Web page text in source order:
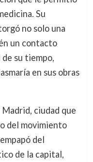
Su
no solo una
un contacto
su tiempo,
en sus obras
ciudad que
del movimiento
del
de la capital,